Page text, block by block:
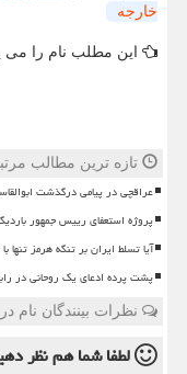
خارجه
این مطلب نام را می
تازه ترین مطالب
عراقچی در پیامی درگذشت
پروژه استعفای رییس جمهور
آیا تسلط ایران بر تنگه هرمز
پشت پرده ادعای یک روحانی در رابطه با ۲۸ بار استعفای
نظرات بینندگان نام
لطفا شما همنظر